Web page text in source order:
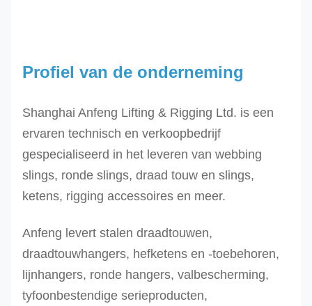
Profiel van de onderneming
Shanghai Anfeng Lifting & Rigging Ltd. is een
ervaren technisch en verkoopbedrijf
gespecialiseerd in het leveren van webbing
slings, ronde slings, draad touw en slings,
ketens, rigging accessoires en meer.
Anfeng levert stalen draadtouwen,
draadtouwhangers, hefketens en -toebehoren,
lijnhangers, ronde hangers, valbescherming,
tyfoonbestendige serieproducten,